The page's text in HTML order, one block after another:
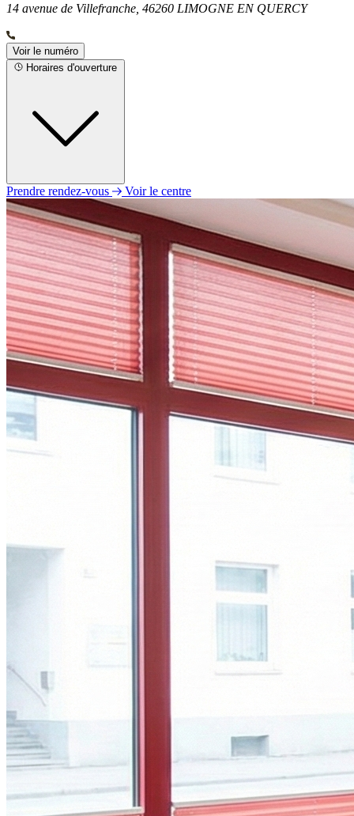
14 avenue de Villefranche, 46260 LIMOGNE EN QUERCY
Voir le numéro
Horaires d'ouverture
Lundi
Fermé
Mardi
Fermé
Mercredi
Fermé
Jeudi
Fermé
Vendredi
09h00 - 18h00
Samedi
Fermé
Fermé
Prendre rendez-vous Voir le centre